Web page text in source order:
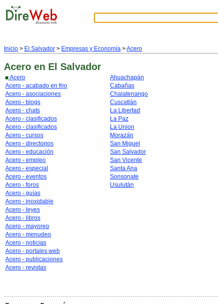
Inicio > El Salvador > Empresas y Economía >Acero
Acero en El Salvador
Acero
Acero - acabado en frio
Acero - asociaciones
Acero - blogs
Acero - chats
Acero - clasificados
Acero - clasificados
Acero - cursos
Acero - directorios
Acero - educación
Acero - empleo
Acero - especial
Acero - eventos
Acero - foros
Acero - guías
Acero - inoxidable
Acero - leyes
Acero - libros
Acero - mayoreo
Acero - menudeo
Acero - noticias
Acero - portales web
Acero - publicaciones
Acero - revistas
Ahuachapán
Cabañas
Chalatenango
Cuscatlán
La Libertad
La Paz
La Union
Morazán
San Miguel
San Salvador
San Vicente
Santa Ana
Sonsonate
Usulután